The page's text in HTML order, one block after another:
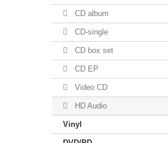
CD album
CD-single
CD box set
CD EP
Video CD
HD Audio
Vinyl